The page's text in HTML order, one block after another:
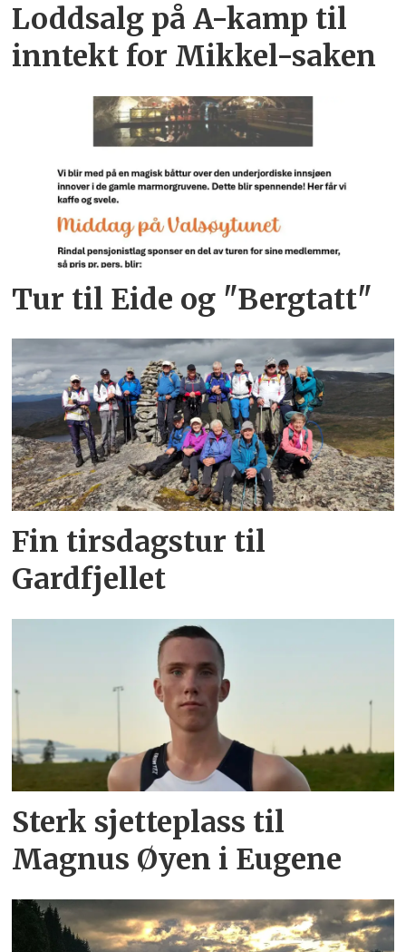
Loddsalg på A-kamp til
inntekt for Mikkel-saken
Tur til Eide og "Bergtatt"
Fin tirsdagstur til
Gardfjellet
Sterk sjetteplass til
Magnus Øyen i Eugene